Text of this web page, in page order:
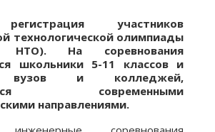
участников
технологической олимпиады
На соревнования
школьники 5-11 классов и
вузов и колледжей,
современными
направлениями.